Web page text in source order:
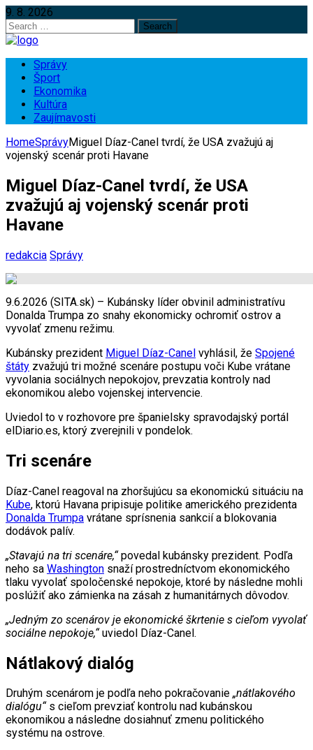
9. 8. 2026
Search
for:
Správy
Šport
Ekonomika
Kultúra
Zaujímavosti
HomeSprávyMiguel Díaz-Canel tvrdí, že USA zvažujú aj
vojenský scenár proti Havane
Miguel Díaz-Canel tvrdí, že USA
zvažujú aj vojenský scenár proti
Havane
redakcia Správy
9.6.2026 (SITA.sk) – Kubánsky líder obvinil administratívu
Donalda Trumpa zo snahy ekonomicky ochromiť ostrov a
vyvolať zmenu režimu.
Kubánsky prezident Miguel Díaz-Canel vyhlásil, že Spojené
štáty zvažujú tri možné scenáre postupu voči Kube vrátane
vyvolania sociálnych nepokojov, prevzatia kontroly nad
ekonomikou alebo vojenskej intervencie.
Uviedol to v rozhovore pre španielsky spravodajský portál
elDiario.es, ktorý zverejnili v pondelok.
Tri scenáre
Díaz-Canel reagoval na zhoršujúcu sa ekonomickú situáciu na
Kube, ktorú Havana pripisuje politike amerického prezidenta
Donalda Trumpa vrátane sprísnenia sankcií a blokovania
dodávok palív.
„Stavajú na tri scenáre,“povedal kubánsky prezident. Podľa
neho sa Washington snaží prostredníctvom ekonomického
tlaku vyvolať spoločenské nepokoje, ktoré by následne mohli
poslúžiť ako zámienka na zásah z humanitárnych dôvodov.
„Jedným zo scenárov je ekonomické škrtenie s cieľom vyvolať
sociálne nepokoje,“uviedol Díaz-Canel.
Nátlakový dialóg
Druhým scenárom je podľa neho pokračovanie „nátlakového
dialógu“ s cieľom prevziať kontrolu nad kubánskou
ekonomikou a následne dosiahnuť zmenu politického
systému na ostrove.